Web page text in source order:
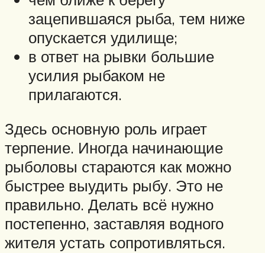
зацепившаяся рыба, тем ниже
опускается удилище;
в ответ на рывки большие
усилия рыбаком не
прилагаются.
Здесь основную роль играет
терпение. Иногда начинающие
рыболовы стараются как можно
быстрее выудить рыбу. Это не
правильно. Делать всё нужно
постепенно, заставляя водного
жителя устать сопротивляться.